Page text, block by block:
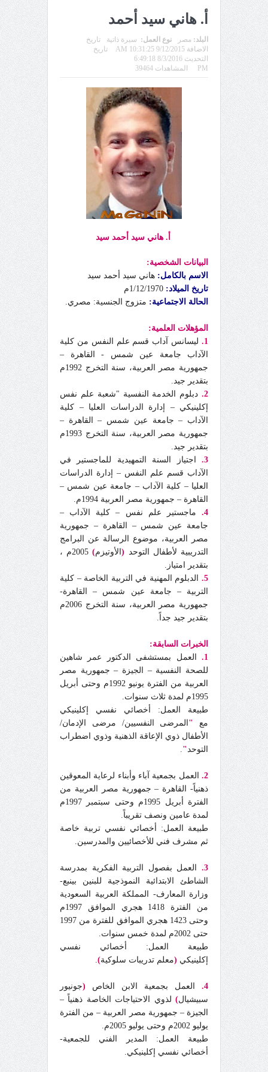
أ. هاني سيد أحمد
البلد: مصر نوع العمل: سيرة ذاتية
تاريخ
الاضافة 9/12/2015 10:31:25 AM
تاريخ
التحديث 8/3/2016 6:49:18
PM
المشاهدات 39464
أ. هاني سيد أحمد سيد
البيانات الشخصية:
الاسم بالكامل: هاني سيد أحمد سيد
تاريخ الميلاد:
الحالة الاجتماعية: متزوج الجنسية: مصري.
المؤهلات العلمية:
1.
ليسانس آداب قسم علم النفس من كلية
الآداب جامعة عين شمس - القاهرة –
جمهورية مصر العربية، سنة التخرج 1992م
بتقدير جيد.
2.
دبلوم الخدمة النفسية "شعبة علم نفس
إكلينيكي – إدارة الدراسات العليا – كلية
الآداب – جامعة عين شمس – القاهرة –
جمهورية مصر العربية، سنة التخرج 1993م
بتقدير جيد.
3.
اجتياز السنة التمهيدية للماجستير في
الآداب قسم علم النفس – إدارة الدراسات
العليا – كلية الآداب – جامعة عين شمس –
القاهرة – جمهورية مصر العربية 1994م.
4.
ماجستير علم نفس – كلية الآداب –
جامعة عين شمس – القاهرة – جمهورية
مصر العربية، موضوع الرسالة عن البرامج
التدريبية لأطفال التوحد (الأوتيزم)
2005م ،
بتقدير امتياز.
5.
الدبلوم المهنية في التربية الخاصة – كلية
التربية – جامعة عين شمس – القاهرة-
جمهورية مصر العربية، سنة التخرج 2006م
بتقدير جيد جداً.
الخبرات السابقة:
1.
العمل بمستشفى الدكتور عمر شاهين
للصحة النفسية – الجيزة – جمهورية مصر
العربية من الفترة يونيو 1992م وحتى أبريل
1995م لمدة ثلاث سنوات.
طبيعة العمل: أخصائي نفسي إكلينيكي
مع " المرضى النفسيين/ مرضى الإدمان/
الأطفال ذوي الإعاقة الذهنية وذوي اضطراب
التوحد"
.
2
. العمل بجمعية آباء وأبناء لرعاية المعوقين
ذهنياً- القاهرة – جمهورية مصر العربية من
الفترة أبريل 1995م وحتى سبتمبر 1997م
لمدة عامين ونصف تقريباً.
طبيعة العمل: أخصائي نفسي تربية خاصة
ثم مشرف فني للأخصائيين والمدرسين.
3.
العمل بفصول التربية الفكرية بمدرسة
الشاطئ الابتدائية النموذجية للبنين بينبع-
وزارة المعارف- المملكة العربية السعودية
من الفترة 1418 هجري الموافق 1997م
وحتى 1423 هجري الموافق للفترة من 1997
حتى 2002م لمدة خمس سنوات.
طبيعة العمل: أخصائي نفسي
إكلينيكي (معلم تدريبات سلوكية)
.
4. العمل بجمعية الابن الخاص (جونيور
سبيشيال) لذوي الاحتياجات الخاصة ذهنياً –
الجيزة – جمهورية مصر العربية – من الفترة
يوليو 2002م وحتى يوليو 2005م.
طبيعة العمل: المدير الفني للجمعية-
أخصائي نفسي إكلينيكي.